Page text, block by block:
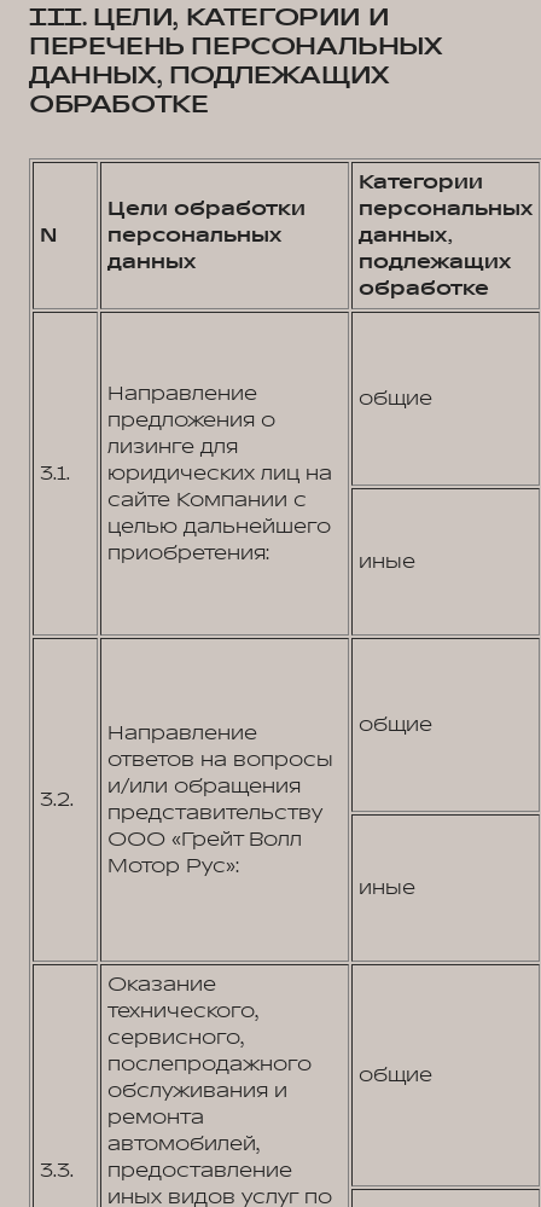
III. ЦЕЛИ, КАТЕГОРИИ И
ПЕРЕЧЕНЬ ПЕРСОНАЛЬНЫХ
ДАННЫХ, ПОДЛЕЖАЩИХ
ОБРАБОТКЕ
N
Цели обработки
персональных
данных
Категории
персональных
данных,
подлежащих
обработке
3.1.
Направление
предложения о
лизинге для
юридических лиц на
сайте Компании с
целью дальнейшего
приобретения:
общие
иные
3.2.
Направление
ответов на вопросы
и/или обращения
представительству
ООО «Грейт Волл
Мотор Рус»:
общие
иные
3.3.
Оказание
технического,
сервисного,
послепродажного
обслуживания и
ремонта
автомобилей,
предоставление
иных видов услуг по
общие